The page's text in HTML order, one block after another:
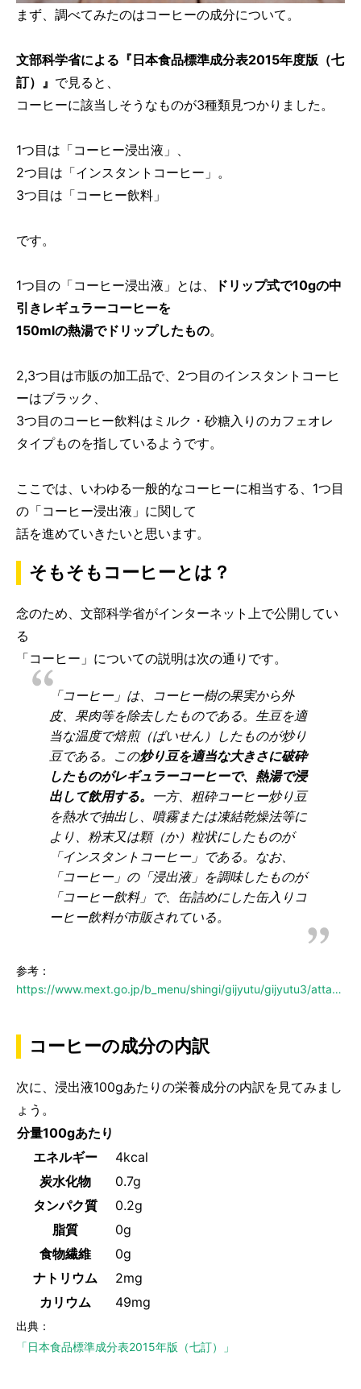
まず、調べてみたのはコーヒーの成分について。
文部科学省による『日本食品標準成分表2015年度版（七
訂）』 で見ると、
コーヒーに該当しそうなものが3種類見つかりました。
1つ目は「コーヒー浸出液」、
2つ目は「インスタントコーヒー」。
3つ目は「コーヒー飲料」
です。
1つ目の「コーヒー浸出液」とは、
ドリップ式で10gの中
引きレギュラーコーヒーを
150mlの熱湯でドリップしたもの。
2,3つ目は市販の加工品で、2つ目のインスタントコーヒ
ーはブラック、
3つ目のコーヒー飲料はミルク・砂糖入りのカフェオレ
タイプものを指しているようです。
ここでは、いわゆる一般的なコーヒーに相当する、1つ目
の「コーヒー浸出液」に関して
話を進めていきたいと思います。
そもそもコーヒーとは？
念のため、文部科学省がインターネット上で公開してい
る
「コーヒー」についての説明は次の通りです。
「コーヒー」は、コーヒー樹の果実から外
皮、果肉等を除去したものである。生豆を適
当な温度で焙煎（ばいせん）したものが炒り
豆である。この炒り豆を適当な大きさに破砕
したものがレギュラーコーヒーで、熱湯で浸
出して飲用する。 一方、粗砕コーヒー炒り豆
を熱水で抽出し、噴霧または凍結乾燥法等に
より、粉末又は顆（か）粒状にしたものが
「インスタントコーヒー」である。なお、
「コーヒー」の「浸出液」を調味したものが
「コーヒー飲料」で、缶詰めにした缶入りコ
ーヒー飲料が市販されている。
参考：
https://www.mext.go.jp/b_menu/shingi/gijyutu/gijyutu3/attach/1299203.htm
コーヒーの成分の内訳
次に、浸出液100gあたりの栄養成分の内訳を見てみまし
ょう。
分量100gあたり
エネルギー
4kcal
炭水化物
0.7g
タンパク質
0.2g
脂質
0g
食物繊維
0g
ナトリウム
2mg
カリウム
49mg
出典：
「日本食品標準成分表2015年版（七訂）」